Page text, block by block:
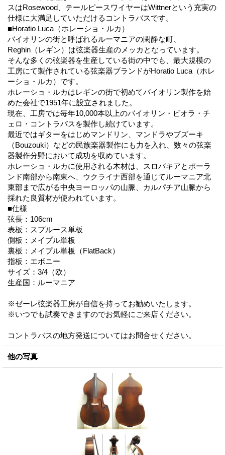
スはRosewood、テールピースワイヤーはWittnerという充実の
仕様に大満足していただけるコントラバスです。
■Horatio Luca（ホレーショ・ルカ）
バイオリンの街と呼ばれるルーマニアの閑静な町、
Reghin（レギン）は弦楽器生産のメッカとなっています。
そんな多くの弦楽器を生産している街の中でも、最大規模の
工房にて製作されている弦楽器ブランドがHoratio Luca（ホレ
ーショ・ルカ）です。
ホレーショ・ルカはレギンの街で初めてバイオリン製作を始
めた会社で1951年に設立されました。
現在、工房では毎年10,000本以上のバイオリン・ビオラ・チ
ェロ・コントラバスを製作し続けています。
最近ではギターをはじめマンドリン、マンドラやブズーキ
（Bouzouki）などの民族楽器製作にも力を入れ、数々の弦楽
器製作分野において成功を収めています。
ホレーショ・ルカに使用される木材は、スロバキアとポーラ
ンド南部から南東へ、ウクライナ西部を通じてルーマニア北
東部まで広がる中央ヨーロッパの山脈、カルパチア山脈から
採れた良質材が使われています。
■仕様
弦長：106cm
表板：スプルース単板
側板：メイプル単板
裏板：メイプル単板（FlatBack）
指板：エボニー
サイズ：3/4（欧）
生産国：ルーマニア
※ゼーレ弦楽器工房が自信を持ってお勧めいたします。
※いつでも試奏できますのでお気軽にご来店ください。
コントラバスの地方発送についてはお問合せください。
他の写真